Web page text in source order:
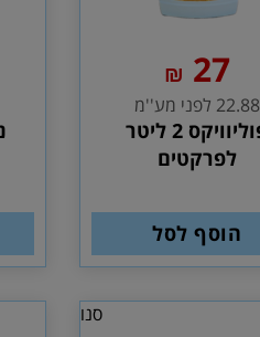
27
₪
22.88 לפני מע''מ
פוליוויקס 2 ליטר
לפרקטים
הוסף לסל
סנו